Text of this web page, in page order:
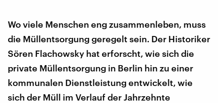
Wo viele Menschen eng zusammenleben, muss
die Müllentsorgung geregelt sein. Der Historiker
Sören Flachowsky hat erforscht, wie sich die
private Müllentsorgung in Berlin hin zu einer
kommunalen Dienstleistung entwickelt, wie
sich der Müll im Verlauf der Jahrzehnte